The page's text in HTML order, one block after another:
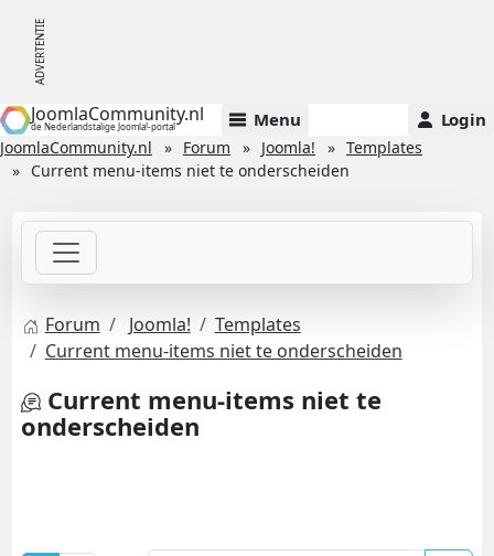
JoomlaCommunity.nl
de Nederlandstalige Joomla!-portal Menu Login
JoomlaCommunity.nl Forum Joomla!
Templates
Current menu-items niet te onderscheiden
Forum Joomla!
Templates
Current menu-items niet te onderscheiden
Current menu-items niet te
onderscheiden